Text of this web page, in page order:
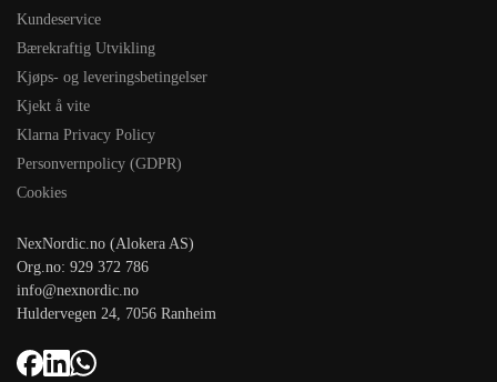
Kundeservice
Bærekraftig Utvikling
Kjøps- og leveringsbetingelser
Kjekt å vite
Klarna Privacy Policy
Personvernpolicy (GDPR)
Cookies
NexNordic.no (Alokera AS)
Org.no: 929 372 786
info@nexnordic.no
Huldervegen 24, 7056 Ranheim